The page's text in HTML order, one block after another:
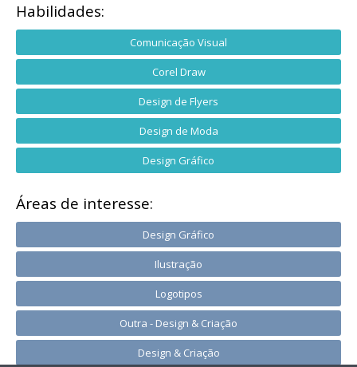
Habilidades:
Comunicação Visual
Corel Draw
Design de Flyers
Design de Moda
Design Gráfico
Áreas de interesse:
Design Gráfico
Ilustração
Logotipos
Outra - Design & Criação
Design & Criação